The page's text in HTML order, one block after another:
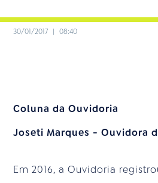
30/01/2017 | 08:40
Coluna da Ouvidoria
Joseti Marques - Ouvidora
Em 2016, a Ouvidoria